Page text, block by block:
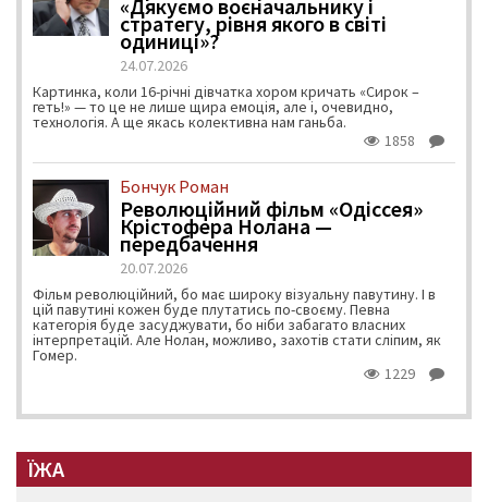
«Дякуємо воєначальнику і
стратегу, рівня якого в світі
одиниці»?
24.07.2026
Картинка, коли 16-річні дівчатка хором кричать «Сирок –
геть!» — то це не лише щира емоція, але і, очевидно,
технологія. А ще якась колективна нам ганьба.
1858
Бончук Роман
Революційний фільм «Одіссея»
Крістофера Нолана —
передбачення
20.07.2026
Фільм революційний, бо має широку візуальну павутину. І в
цій павутині кожен буде плутатись по-своєму. Певна
категорія буде засуджувати, бо ніби забагато власних
інтерпретацій. Але Нолан, можливо, захотів стати сліпим, як
Гомер.
1229
ЇЖА